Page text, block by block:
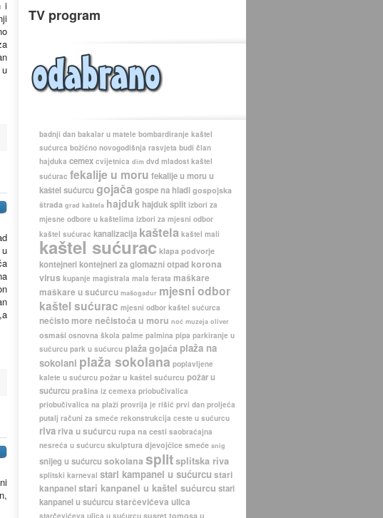
i
TV program
badnji dan bakalar u matele bombardiranje kaštel
sućurca božićno novogodišnja rasvjeta budi član
hajduka cemex cvijetnica dim dvd mladost kaštel
sućurac fekalije u moru fekalije u moru u
kaštel sućurcu gojača gospe na hladi gospojska
štrada grad kaštela hajduk hajduk split izbori za
mjesne odbore u kaštelima izbori za mjesni odbor
kaštel sućurac kanalizacija kaštela kaštel mali
kaštel sućurac klapa podvorje
kontejnerikontejneri za glomazni otpad korona
virus kupanje magistrala mala ferata maškare
maškare u sućurcu mašogadur mjesni odbor
kaštel sućurac mjesni odbor kaštel sućurca
nečisto more nečistoća u moru noć muzeja oliver
osmaši osnovna škola palme palmina pipa parkiranje u
sućurcu park u sućurcu plaža gojaća plaža na
sokolani plaža sokolana poplavljene
kalete u sućurcu požar u kaštel sućurcu požar u
sućurcu prašina iz cemexa priobučivalica
priobučivalica na plaži provrija je rišić prvi dan proljeća
putalj računi za smeće rekonstrukcija ceste u sućurcu
riva riva u sućurcu rupa na cesti saobraćajna
nesreća u sućurcu skulptura djevojčice smeće snig
snijeg u sućurcu sokolana splitsplitska riva
splitski karneval stari kampanel u sućurcu stari
kanpanelstari kanpanel u kaštel sućurcu stari
kanpanel u sućurcu starčevićeva ulica
starčevićeva ulica u sućurcu susret tomosa u